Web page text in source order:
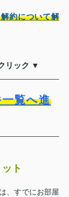
約について解
リック ▼
覧へ進
ト
、すでにお部屋